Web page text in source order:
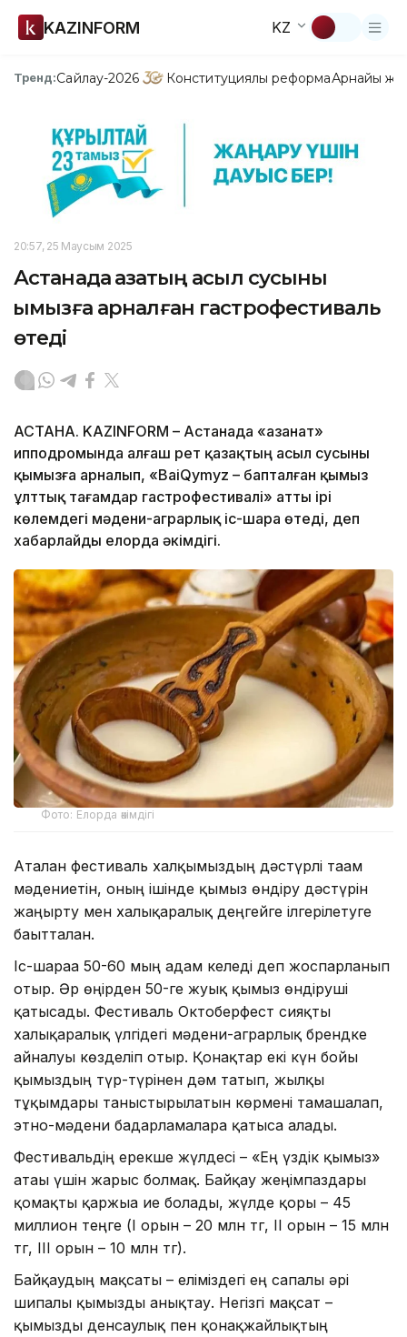
KAZINFORM KZ
Тренд:Сайлау-2026 Конституциялық реформаАрнайы
20:57, 25 Маусым 2025
Астанада қазақтың асыл сусыны
қымызға арналған гастрофестиваль
өтеді
АСТАНА. KAZINFORM – Астанада «Қазанат»
ипподромында алғаш рет қазақтың асыл сусыны
қымызға арналып, «BaiQymyz – бапталған қымыз
ұлттық тағамдар гастрофестивалі» атты ірі
көлемдегі мәдени-аграрлық іс-шара өтеді, деп
хабарлайды елорда әкімдігі.
Фото: Елорда әкімдігі
Аталған фестиваль халқымыздың дәстүрлі тағам
мәдениетін, оның ішінде қымыз өндіру дәстүрін
жаңғырту мен халықаралық деңгейге ілгерілетуге
бағытталған.
Іс-шараға 50-60 мың адам келеді деп жоспарланып
отыр. Әр өңірден 50-ге жуық қымыз өндіруші
қатысады. Фестиваль Октоберфест сияқты
халықаралық үлгідегі мәдени-аграрлық брендке
айналуы көзделіп отыр. Қонақтар екі күн бойы
қымыздың түр-түрінен дәм татып, жылқы
тұқымдары таныстырылатын көрмені тамашалап,
этно-мәдени бағдарламаларға қатыса алады.
Фестивальдің ерекше жүлдесі – «Ең үздік қымыз»
атағы үшін жарыс болмақ. Байқау жеңімпаздары
қомақты қаржыға ие болады, жүлде қоры – 45
миллион теңге (I орын – 20 млн тг, II орын – 15 млн
тг, III орын – 10 млн тг).
Байқаудың мақсаты – еліміздегі ең сапалы әрі
шипалы қымызды анықтау. Негізгі мақсат –
қымызды денсаулық пен қонақжайлықтың